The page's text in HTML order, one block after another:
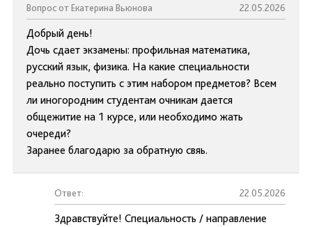
Вопрос от Екатерина Вьюнова 22.05.2026
Добрый день!
Дочь сдает экзамены: профильная математика,
русский язык, физика. На какие специальности
реально поступить с этим набором предметов? Всем
ли иногородним студентам очникам дается
общежитие на 1 курсе, или необходимо жать
очереди?
Заранее благодарю за обратную свяь.
Ответ: 22.05.2026
Здравствуйте! Специальность / направление